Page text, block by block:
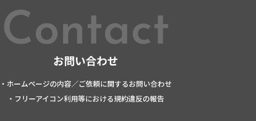
Contact
お問い合わせ
・ホームページの内容／ご依頼に関するお問い合わせ
・フリーアイコン利用等における規約違反の報告